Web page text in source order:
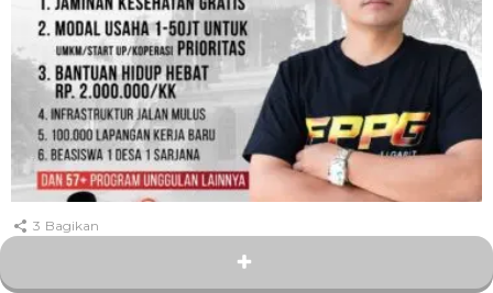
3 Bagikan
Hampir Dua Tahun Memimpin, FPPG
Semprot Bupati Garut: Janji Rp2 Juta